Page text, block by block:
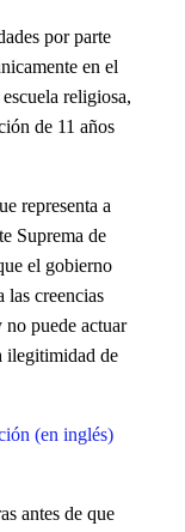
por parte
en el
religiosa,
de 11 años
representa a
Suprema de
el gobierno
creencias
no puede actuar
ilegitimidad de
(en inglés)
antes de que